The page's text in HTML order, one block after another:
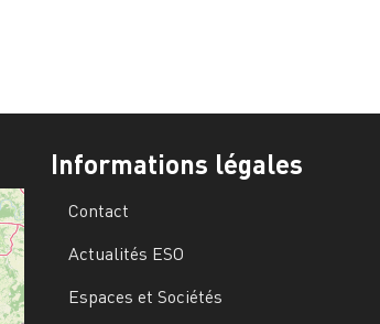
Informations légales
Contact
Actualités ESO
Espaces et Sociétés